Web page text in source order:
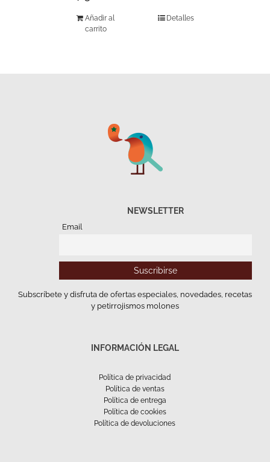
Añadir al
carrito
Detalles
NEWSLETTER
Email
Subscríbete y disfruta de ofertas especiales, novedades, recetas
y petirrojismos molones
INFORMACIÓN LEGAL
Política de privacidad
Política de ventas
Política de entrega
Política de cookies
Política de devoluciones